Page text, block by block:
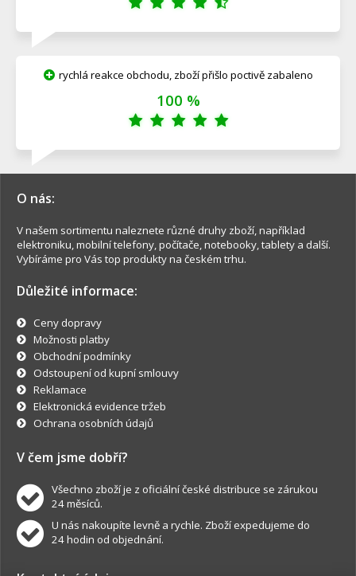
rychlá reakce obchodu, zboží přišlo poctivě zabaleno
100 %
O nás:
V našem sortimentu naleznete různé druhy zboží, například
elektroniku, mobilní telefony, počítače, notebooky, tablety a další.
Vybíráme pro Vás top produkty na českém trhu.
Důležité informace:
Ceny dopravy
Možnosti platby
Obchodní podmínky
Odstoupení od kupní smlouvy
Reklamace
Elektronická evidence tržeb
Ochrana osobních údajů
V čem jsme dobří?
Všechno zboží je z oficiální české distribuce se zárukou
24 měsíců.
U nás nakoupíte levně a rychle. Zboží expedujeme do
24 hodin od objednání.